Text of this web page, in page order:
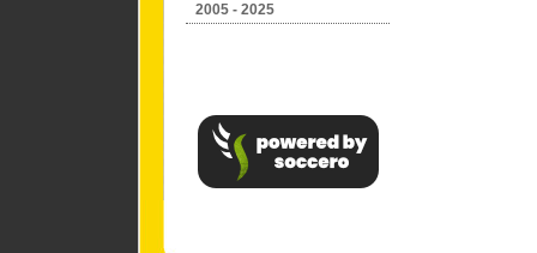
2005 - 2025